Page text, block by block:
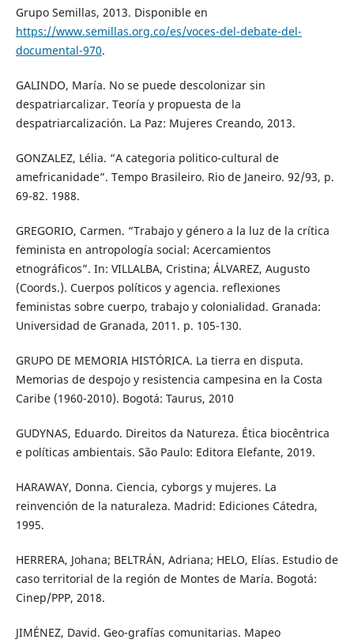
Grupo Semillas, 2013. Disponible en
https://www.semillas.org.co/es/voces-del-debate-del-
documental-970.
GALINDO, María. No se puede descolonizar sin
despatriarcalizar. Teoría y propuesta de la
despatriarcalización. La Paz: Mujeres Creando, 2013.
GONZALEZ, Lélia. “A categoria politico-cultural de
amefricanidade”. Tempo Brasileiro. Rio de Janeiro. 92/93, p.
69-82. 1988.
GREGORIO, Carmen. “Trabajo y género a la luz de la crítica
feminista en antropología social: Acercamientos
etnográficos”. In: VILLALBA, Cristina; ÁLVAREZ, Augusto
(Coords.). Cuerpos políticos y agencia. reflexiones
feministas sobre cuerpo, trabajo y colonialidad. Granada:
Universidad de Granada, 2011. p. 105-130.
GRUPO DE MEMORIA HISTÓRICA. La tierra en disputa.
Memorias de despojo y resistencia campesina en la Costa
Caribe (1960-2010). Bogotá: Taurus, 2010
GUDYNAS, Eduardo. Direitos da Natureza. Ética biocêntrica
e políticas ambientais. São Paulo: Editora Elefante, 2019.
HARAWAY, Donna. Ciencia, cyborgs y mujeres. La
reinvención de la naturaleza. Madrid: Ediciones Cátedra,
1995.
HERRERA, Johana; BELTRÁN, Adriana; HELO, Elías. Estudio de
caso territorial de la región de Montes de María. Bogotá:
Cinep/PPP, 2018.
JIMÉNEZ, David. Geo-grafías comunitarias. Mapeo